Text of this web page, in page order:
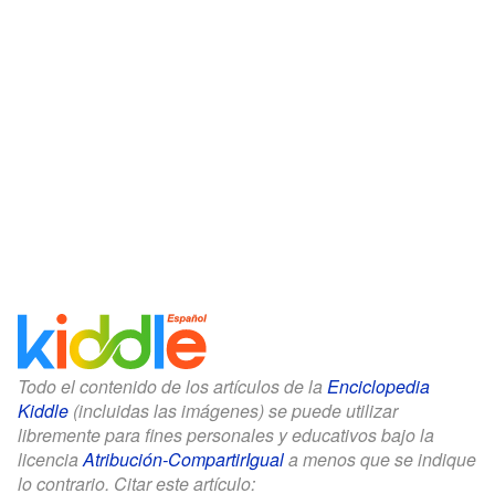
Todo el contenido de los artículos de la Enciclopedia
Kiddle (incluidas las imágenes) se puede utilizar
libremente para fines personales y educativos bajo la
licenciaAtribución-CompartirIguala menos que se indique
lo contrario. Citar este artículo: